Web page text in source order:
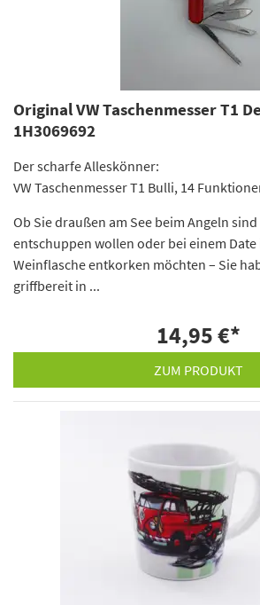
Original VW Taschenmesser T1
1H3069692
Der scharfe Alleskönner:
VW Taschenmesser T1 Bulli, 14
Ob Sie draußen am See beim Angeln
entschuppen wollen oder bei einem Date
Weinflasche entkorken möchten – Sie
griffbereit in ...
14,95 €*
ZUM PRODUKT